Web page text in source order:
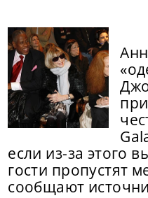
если из-за этого
гости пропустят
сообщают